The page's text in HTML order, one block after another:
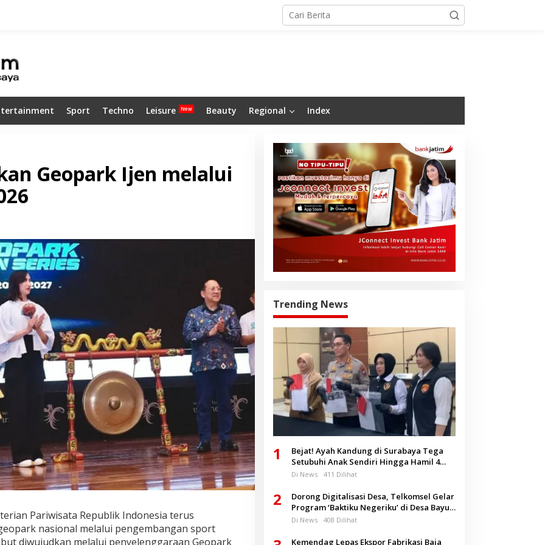
Sport Techno Leisure Beauty Regional Index
Geopark Ijen melalui
Pariwisata Republik Indonesia terus
nasional melalui pengembangan sport
diwujudkan melalui penyelenggaraan Geopark
Trending News
1
Bejat! Ayah Kandung di Surabaya Tega
Setubuhi Anak Sendiri Hingga Hamil 4
Bulan
Di News 411 Dilihat
2
Dorong Digitalisasi Desa, Telkomsel Gelar
Program ‘Baktiku Negeriku’ di Desa Bayu
Banyuwangi
Di News 408 Dilihat
Kemendag Lepas Ekspor Fabrikasi Baja